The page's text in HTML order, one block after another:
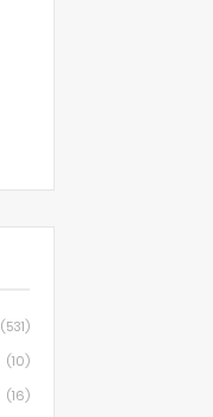
(531)
(10)
(16)